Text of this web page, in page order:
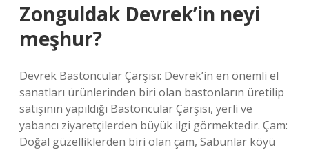
Zonguldak Devrek’in neyi
meşhur?
Devrek Bastoncular Çarşısı: Devrek’in en önemli el
sanatları ürünlerinden biri olan bastonların üretilip
satışının yapıldığı Bastoncular Çarşısı, yerli ve
yabancı ziyaretçilerden büyük ilgi görmektedir. Çam:
Doğal güzelliklerden biri olan çam, Sabunlar köyü